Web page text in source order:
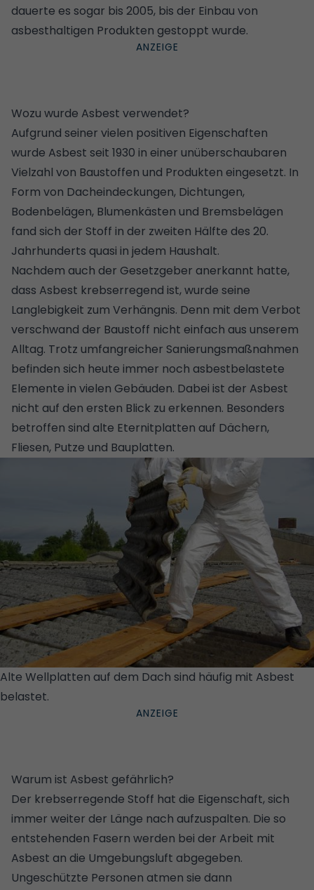
dauerte es sogar bis 2005, bis der Einbau von
asbesthaltigen Produkten gestoppt wurde.
Wozu wurde Asbest verwendet?
Aufgrund seiner vielen positiven Eigenschaften
wurde Asbest seit 1930 in einer unüberschaubaren
Vielzahl von Baustoffen und Produkten eingesetzt. In
Form von Dacheindeckungen, Dichtungen,
Bodenbelägen, Blumenkästen und Bremsbelägen
fand sich der Stoff in der zweiten Hälfte des 20.
Jahrhunderts quasi in jedem Haushalt.
Nachdem auch der Gesetzgeber anerkannt hatte,
dass Asbest krebserregend ist, wurde seine
Langlebigkeit zum Verhängnis. Denn mit dem Verbot
verschwand der Baustoff nicht einfach aus unserem
Alltag. Trotz umfangreicher Sanierungsmaßnahmen
befinden sich heute immer noch asbestbelastete
Elemente in vielen Gebäuden. Dabei ist der Asbest
nicht auf den ersten Blick zu erkennen. Besonders
betroffen sind alte Eternitplatten auf Dächern,
Fliesen, Putze und Bauplatten.
Alte Wellplatten auf dem Dach sind häufig mit Asbest
belastet.
Warum ist Asbest gefährlich?
Der krebserregende Stoff hat die Eigenschaft, sich
immer weiter der Länge nach aufzuspalten. Die so
entstehenden Fasern werden bei der Arbeit mit
Asbest an die Umgebungsluft abgegeben.
Ungeschützte Personen atmen sie dann